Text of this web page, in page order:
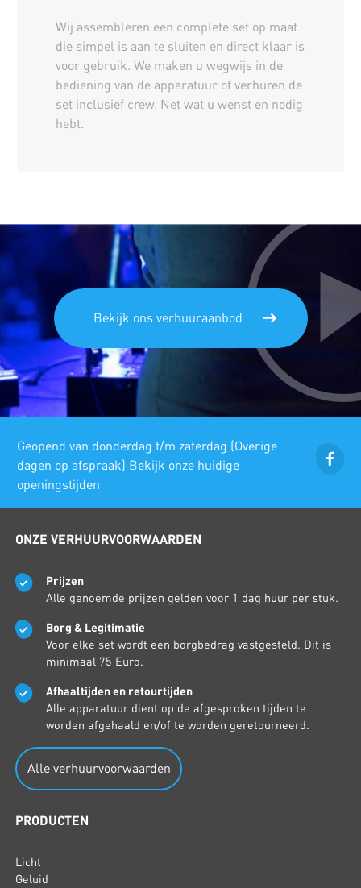
Wij assembleren een complete set op maat
die simpel is aan te sluiten en direct klaar is
voor gebruik. We maken u wegwijs in de
bediening van de apparatuur of verhuren de
set inclusief crew. Net wat u wenst en nodig
hebt.
Bekijk ons verhuuraanbod
Geopend van donderdag t/m zaterdag (Overige
dagen op afspraak) Bekijk onze huidige
openingstijden
ONZE VERHUURVOORWAARDEN
Prijzen
Alle genoemde prijzen gelden voor 1 dag huur per stuk.
Borg & Legitimatie
Voor elke set wordt een borgbedrag vastgesteld. Dit is
minimaal 75 Euro.
Afhaaltijden en retourtijden
Alle apparatuur dient op de afgesproken tijden te
worden afgehaald en/of te worden geretourneerd.
Alle verhuurvoorwaarden
PRODUCTEN
Licht
Geluid